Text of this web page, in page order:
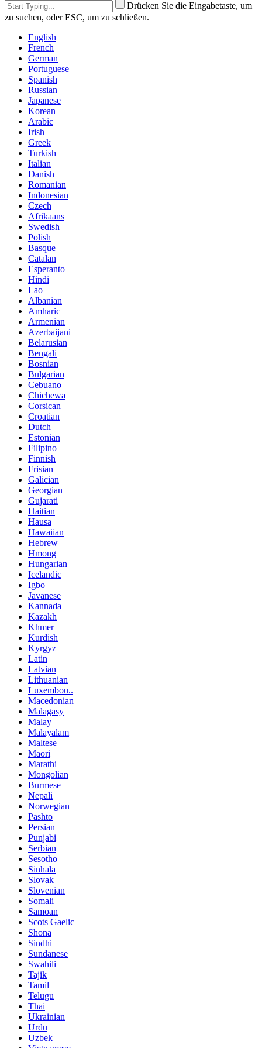
Drücken Sie die Eingabetaste, um
zu suchen, oder ESC, um zu schließen.
English
French
German
Portuguese
Spanish
Russian
Japanese
Korean
Arabic
Irish
Greek
Turkish
Italian
Danish
Romanian
Indonesian
Czech
Afrikaans
Swedish
Polish
Basque
Catalan
Esperanto
Hindi
Lao
Albanian
Amharic
Armenian
Azerbaijani
Belarusian
Bengali
Bosnian
Bulgarian
Cebuano
Chichewa
Corsican
Croatian
Dutch
Estonian
Filipino
Finnish
Frisian
Galician
Georgian
Gujarati
Haitian
Hausa
Hawaiian
Hebrew
Hmong
Hungarian
Icelandic
Igbo
Javanese
Kannada
Kazakh
Khmer
Kurdish
Kyrgyz
Latin
Latvian
Lithuanian
Luxembou..
Macedonian
Malagasy
Malay
Malayalam
Maltese
Maori
Marathi
Mongolian
Burmese
Nepali
Norwegian
Pashto
Persian
Punjabi
Serbian
Sesotho
Sinhala
Slovak
Slovenian
Somali
Samoan
Scots Gaelic
Shona
Sindhi
Sundanese
Swahili
Tajik
Tamil
Telugu
Thai
Ukrainian
Urdu
Uzbek